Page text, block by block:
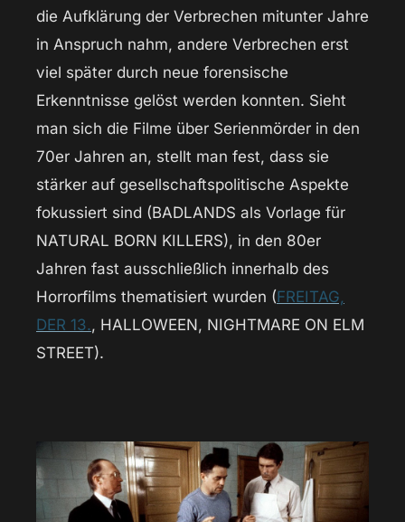
die Aufklärung der Verbrechen mitunter Jahre
in Anspruch nahm, andere Verbrechen erst
viel später durch neue forensische
Erkenntnisse gelöst werden konnten. Sieht
man sich die Filme über Serienmörder in den
70er Jahren an, stellt man fest, dass sie
stärker auf gesellschaftspolitische Aspekte
fokussiert sind (BADLANDS als Vorlage für
NATURAL BORN KILLERS), in den 80er
Jahren fast ausschließlich innerhalb des
Horrorfilms thematisiert wurden (FREITAG,
DER 13., HALLOWEEN, NIGHTMARE ON ELM
STREET).